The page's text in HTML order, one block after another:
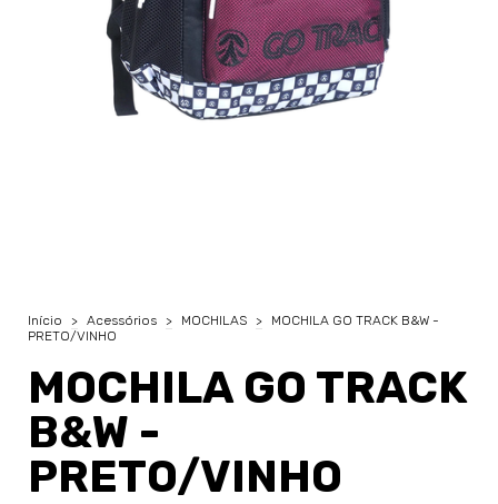
Início > Acessórios > MOCHILAS >
MOCHILA GO TRACK B&W -
PRETO/VINHO
MOCHILA GO TRACK
B&W -
PRETO/VINHO